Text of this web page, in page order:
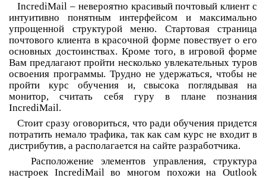
IncrediMail – невероятно красивый почтовый клиент с
интуитивно понятным интерфейсом и максимально
упрощенной структурой меню. Стартовая страница
почтового клиента в красочной форме повествует о его
основных достоинствах. Кроме того, в игровой форме
Вам предлагают пройти несколько увлекательных туров
освоения программы. Трудно не удержаться, чтобы не
пройти курс обучения и, свысока поглядывая на
монитор, считать себя гуру в плане познания
IncrediMail.
Стоит сразу оговориться, что ради обучения придется
потратить немало трафика, так как сам курс не входит в
дистрибутив, а располагается на сайте разработчика.
Расположение элементов управления, структура
настроек IncrediMail во многом похожи на Outlook